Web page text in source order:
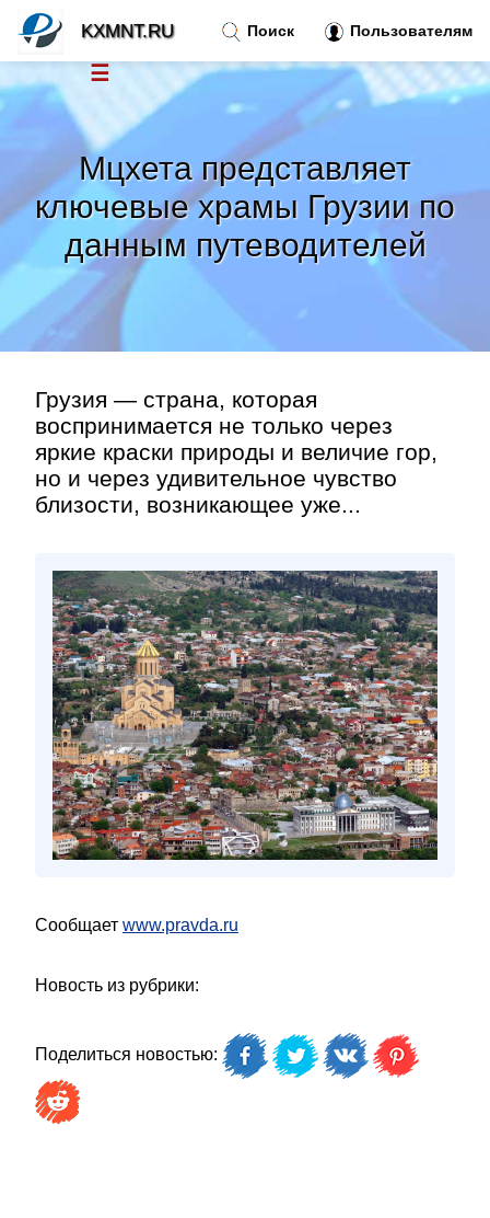
Мцхета представляет
ключевые храмы Грузии по
данным путеводителей
Грузия — страна, которая
воспринимается не только через
яркие краски природы и величие гор,
но и через удивительное чувство
близости, возникающее уже...
Сообщает www.pravda.ru
Новость из рубрики:
Поделиться новостью:
Поиск Пользователям
KXMNT.RU
☰
Новости
Тренды новостей»
Рубрики»
Правила »